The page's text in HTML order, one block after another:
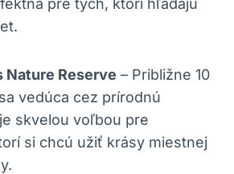
Nature Reserve – Približne 10
vedúca cez prírodnú
skvelou voľbou pre
si chcú užiť krásy miestnej